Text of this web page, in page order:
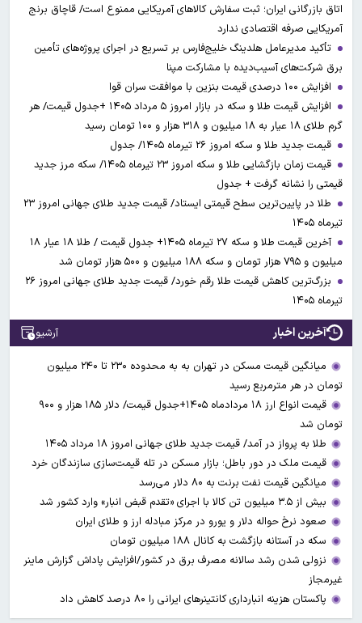
اتاق بازرگانی ایران؛ ثبت سفارش کالاهای آمریکایی ممنوع است/ قاچاق برنج
آمریکایی صرفه اقتصادی ندارد
تأکید مدیرعامل هلدینگ خلیج‌فارس بر تسریع در اجرای پروژه‌های تأمین
برق شرکت‌های آسیب‌دیده با مشارکت مپنا
افزایش ۱۰۰ درصدی قیمت بنزین با موافقت سران قوا
افزایش قیمت طلا و سکه در بازار امروز ۵ مرداد ۱۴۰۵ +جدول قیمت/ هر
گرم طلای ۱۸ عیار به ۱۸ میلیون و ۳۱۸ هزار و ۱۰۰ تومان رسید
قیمت جدید طلا و سکه امروز ۲۶ تیرماه ۱۴۰۵/ جدول
قیمت زمان بازگشایی طلا و سکه امروز ۲۳ تیرماه ۱۴۰۵/ سکه مرز جدید
قیمتی را نشانه گرفت + جدول
طلا در پایین‌ترین سطح قیمتی ایستاد/ قیمت جدید طلای جهانی امروز ۲۳
تیرماه ۱۴۰۵
آخرین قیمت طلا و سکه ۲۷ تیرماه ۱۴۰۵+ جدول قیمت / طلا ۱۸ عیار ۱۸
میلیون و ۷۹۵ هزار تومان و سکه ۱۸۸ میلیون و ۵۰۰ هزار تومان شد
بزرگ‌ترین کاهش قیمت طلا رقم خورد/ قیمت جدید طلای جهانی امروز ۲۶
تیرماه ۱۴۰۵
آخرین اخبار آرشیو
میانگین قیمت مسکن در تهران به به محدوده ۲۳۰ تا ۲۴۰ میلیون
تومان در هر مترمربع رسید
قیمت انواع ارز ۱۸ مردادماه ۱۴۰۵+جدول قیمت/ دلار ۱۸۵ هزار و ۹۰۰
تومان شد
طلا به پرواز در آمد/ قیمت جدید طلای جهانی امروز ۱۸ مرداد ۱۴۰۵
قیمت ملک در دور باطل؛ بازار مسکن در تله قیمت‌سازی سازندگان خرد
میانگین قیمت نفت برنت به ۸۰ دلار می‌رسد
بیش از ۳.۵ میلیون تن کالا با اجرای «تقدم قبض انبار» وارد کشور شد
صعود نرخ حواله دلار و یورو در مرکز مبادله ارز و طلای ایران
سکه در آستانه بازگشت به کانال ۱۸۸ میلیون تومان
نزولی شدن رشد سالانه مصرف برق در کشور/افزایش پاداش گزارش ماینر
غیرمجاز
پاکستان هزینه انبارداری کانتینرهای ایرانی را ۸۰ درصد کاهش داد